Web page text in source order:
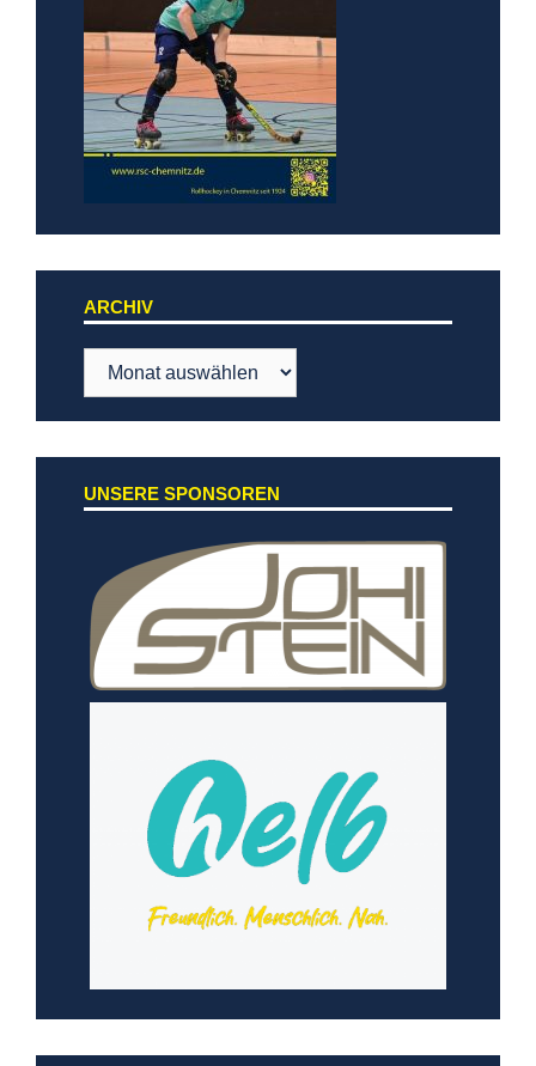
ARCHIV
UNSERE SPONSOREN